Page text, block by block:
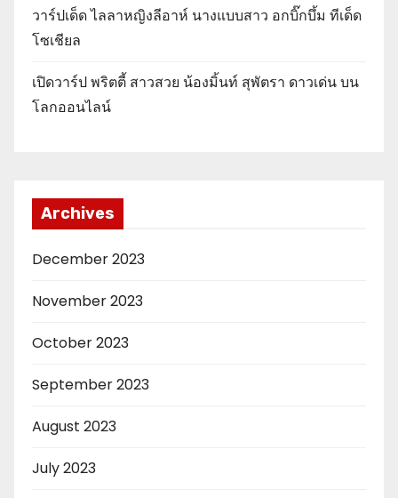
วาร์ปเด็ด ไลลาหญิงลีอาห์ นางแบบสาว อกบิ๊กบึ้ม ทีเด็ด
โซเชียล
เปิดวาร์ป พริตตี้ สาวสวย น้องมิ้นท์ สุพัตรา ดาวเด่น บน
โลกออนไลน์
Archives
December 2023
November 2023
October 2023
September 2023
August 2023
July 2023